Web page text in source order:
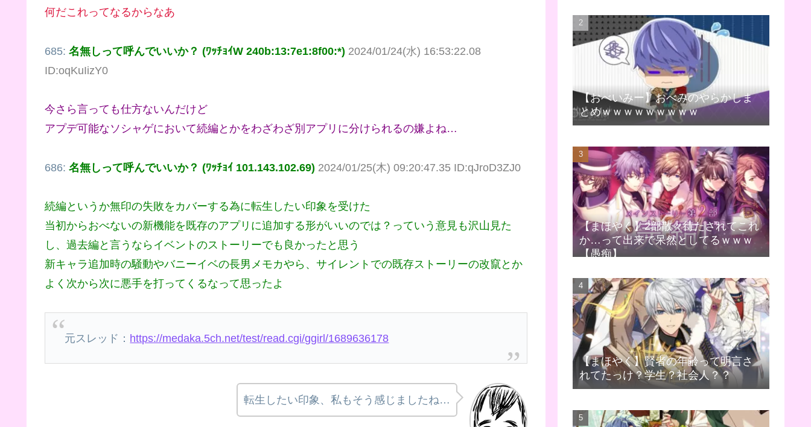
何だこれってなるからなあ
685: 名無しって呼んでいいか？ (ﾜｯﾁｮｲW 240b:13:7e1:8f00:*) 2024/01/24(水) 16:53:22.08
ID:oqKuIizY0
今さら言っても仕方ないんだけど
アプデ可能なソシャゲにおいて続編とかをわざわざ別アプリに分けられるの嫌よね…
686: 名無しって呼んでいいか？ (ﾜｯﾁｮｲ 101.143.102.69) 2024/01/25(木) 09:20:47.35 ID:qJroD3ZJ0
続編というか無印の失敗をカバーする為に転生したい印象を受けた
当初からおべないの新機能を既存のアプリに追加する形がいいのでは？っていう意見も沢山見た
し、過去編と言うならイベントのストーリーでも良かったと思う
新キャラ追加時の騒動やバニーイベの長男メモカやら、サイレントでの既存ストーリーの改竄とか
よく次から次に悪手を打ってくるなって思ったよ
元スレッド： https://medaka.5ch.net/test/read.cgi/ggirl/1689636178
転生したい印象、私もそう感じましたね…
【おべいみー】おべみのやらかしま
とめｗｗｗｗｗｗｗｗｗ
【まほやく】2部散々待たされてこれ
か…って出来で呆然としてるｗｗｗ
【愚痴】
【まほやく】賢者の年齢って明言さ
れてたっけ？学生？社会人？？